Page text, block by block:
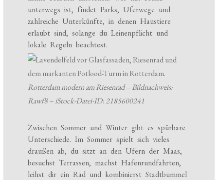
unterwegs ist, findet Parks, Uferwege und
zahlreiche Unterkünfte, in denen Haustiere
erlaubt sind, solange du Leinenpflicht und
lokale Regeln beachtest.
Rotterdam modern am Riesenrad – Bildnachweis:
Rawf8 – iStock-Datei-ID: 2185600241
Zwischen Sommer und Winter gibt es spürbare
Unterschiede. Im Sommer spielt sich vieles
draußen ab, du sitzt an den Ufern der Maas,
besuchst Terrassen, machst Hafenrundfahrten,
leihst dir ein Rad und kombinierst Stadtbummel